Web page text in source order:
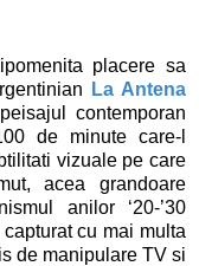
placere sa
La Antena
contemporan
de minute care-l
vizuale pe care
acea grandoare
anilor ‘20-’30
cu mai multa
de manipulare TV si